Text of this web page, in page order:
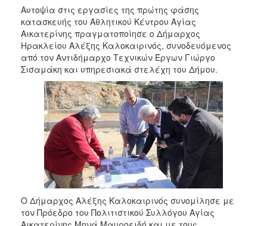
2020
2019
2018
2017
2016
2015
2013
2012
2011
2010
2006
Αυτοψία στις εργασίες της πρώτης φάσης
κατασκευής του Αθλητικού Κέντρου Αγίας
Αικατερίνης πραγματοποίησε ο Δήμαρχος
Ηρακλείου Αλέξης Καλοκαιρινός, συνοδευόμενος
από τον Αντιδήμαρχο Τεχνικών Έργων Γιώργο
Σισαμάκη και υπηρεσιακά στελέχη του Δήμου.
Ο Δήμαρχος Αλέξης Καλοκαιρινός συνομίλησε με
τον Πρόεδρο του Πολιτιστικού Συλλόγου Αγίας